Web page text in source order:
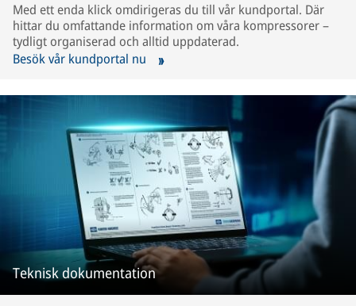
Med ett enda klick omdirigeras du till vår kundportal. Där
hittar du omfattande information om våra kompressorer –
tydligt organiserad och alltid uppdaterad.
Besök vår kundportal nu
Teknisk dokumentation